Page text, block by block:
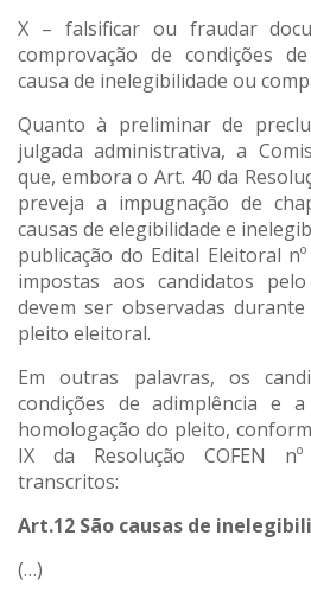
X – falsificar ou fraudar
comprovação de condições
causa de inelegibilidade ou
Quanto à preliminar de
julgada administrativa, a
que, embora o Art. 40 da
preveja a impugnação de
causas de elegibilidade e
publicação do Edital Eleitoral
impostas aos candidatos
devem ser observadas
pleito eleitoral.
Em outras palavras, os
condições de adimplência e
homologação do pleito,
IX da Resolução COFEN
transcritos:
Art.12 São causas de
(…)